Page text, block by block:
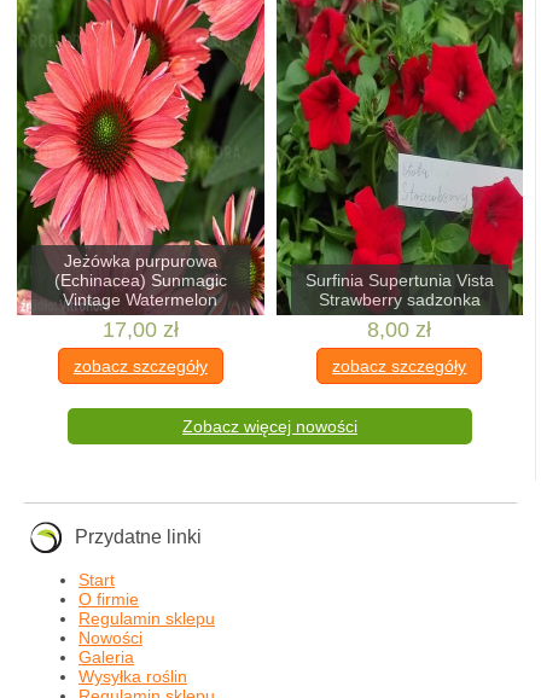
Jeżówka purpurowa
(Echinacea) Sunmagic
Vintage Watermelon
17,00 zł
zobacz szczegóły
Surfinia Supertunia Vista
Strawberry sadzonka
8,00 zł
zobacz szczegóły
Zobacz więcej nowości
Przydatne linki
Start
O firmie
Regulamin sklepu
Nowości
Galeria
Wysyłka roślin